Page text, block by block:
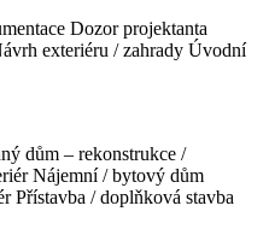
Dozor projektanta
exteriéru / zahrady Úvodní
dům – rekonstrukce /
Nájemní / bytový dům
Přístavba / doplňková stavba